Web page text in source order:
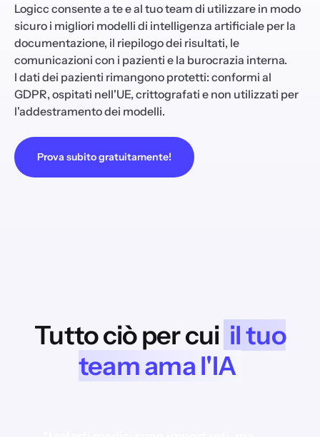
Logicc consente a te e al tuo team di utilizzare in modo
sicuro i migliori modelli di intelligenza artificiale per la
documentazione, il riepilogo dei risultati, le
comunicazioni con i pazienti e la burocrazia interna.
I dati dei pazienti rimangono protetti: conformi al
GDPR, ospitati nell'UE, crittografati e non utilizzati per
l'addestramento dei modelli.
Prova subito gratuitamente!
Tutto ciò per cui il tuo
team ama l'IA